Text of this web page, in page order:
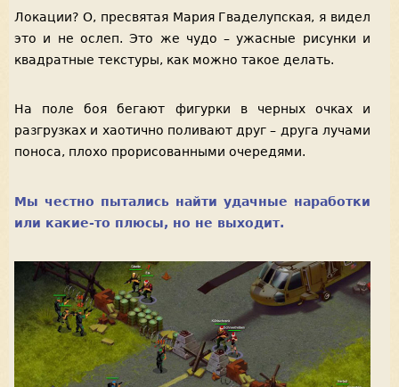
Локации? О, пресвятая Мария Гваделупская, я видел
это и не ослеп. Это же чудо – ужасные рисунки и
квадратные текстуры, как можно такое делать.
На поле боя бегают фигурки в черных очках и
разгрузках и хаотично поливают друг – друга лучами
поноса, плохо прорисованными очередями.
Мы честно пытались найти удачные наработки
или какие-то плюсы, но не выходит.